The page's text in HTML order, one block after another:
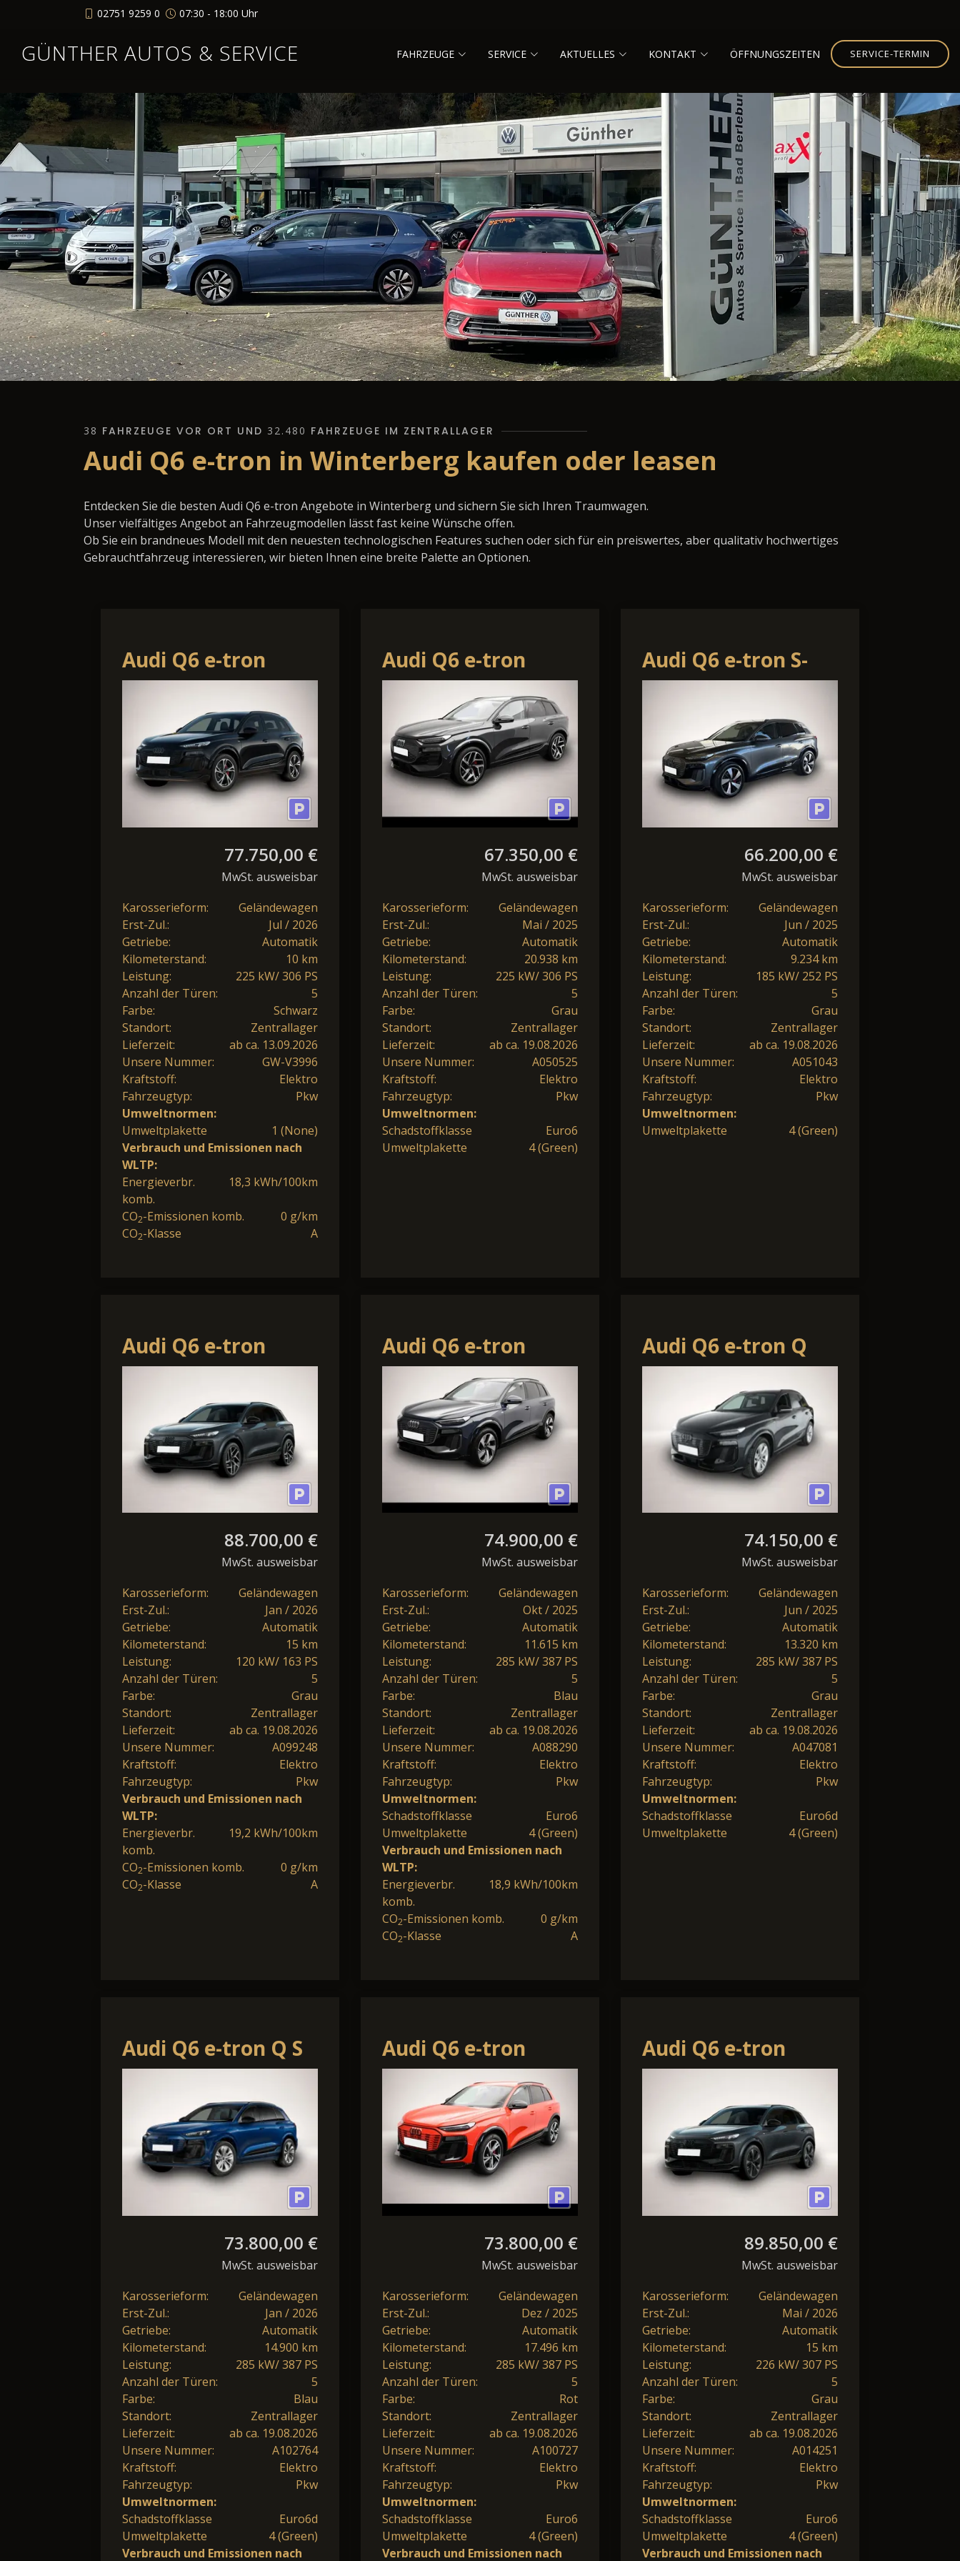
02751 9259 0 07:30 - 18:00 Uhr
GÜNTHER AUTOS & SERVICE FAHRZEUGE SERVICE AKTUELLES KONTAKT ÖFFNUNGSZEITEN SERVICE-TERMIN
38 FAHRZEUGE VOR ORT UND 32.480 FAHRZEUGE IM ZENTRALLAGER
Audi Q6 e-tron in Winterberg kaufen oder leasen
Entdecken Sie die besten Audi Q6 e-tron Angebote in Winterberg und sichern Sie sich Ihren Traumwagen.
Unser vielfältiges Angebot an Fahrzeugmodellen lässt fast keine Wünsche offen.
Ob Sie ein brandneues Modell mit den neuesten technologischen Features suchen oder sich für ein preiswertes, aber qualitativ hochwertiges
Gebrauchtfahrzeug interessieren, wir bieten Ihnen eine breite Palette an Optionen.
Audi Q6 e-tron
perf. 2xS line Tech+
Pano HUD AHK
B&O
77.750,00 €
MwSt. ausweisbar
Karosserieform:
Geländewagen
Erst-Zul.:
Jul / 2026
Getriebe:
Automatik
Kilometerstand:
10 km
Leistung:
225 kW/ 306 PS
Anzahl der Türen:
5
Farbe:
Schwarz
Standort:
Zentrallager
Lieferzeit:
ab ca. 13.09.2026
Unsere Nummer:
GW-V3996
Kraftstoff:
Elektro
Fahrzeugtyp:
Pkw
Umweltnormen:
Umweltplakette
1 (None)
Verbrauch und Emissionen nach
WLTP:
Energieverbr.
komb.
18,3 kWh/100km
CO2-Emissionen komb.
0 g/km
CO2-Klasse A
Audi Q6 e-tron
performance
Matrix/HeadUp/AHK
67.350,00 €
MwSt. ausweisbar
Karosserieform:
Geländewagen
Erst-Zul.:
Mai / 2025
Getriebe:
Automatik
Kilometerstand:
20.938 km
Leistung:
225 kW/ 306 PS
Anzahl der Türen:
5
Farbe:
Grau
Standort:
Zentrallager
Lieferzeit:
ab ca. 19.08.2026
Unsere Nummer:
A050525
Kraftstoff:
Elektro
Fahrzeugtyp:
Pkw
Umweltnormen:
Schadstoffklasse
Euro6
Umweltplakette
4 (Green)
Audi Q6 e-tron S-
Line*B&O*Matrix*AHK
66.200,00 €
MwSt. ausweisbar
Karosserieform:
Geländewagen
Erst-Zul.:
Jun / 2025
Getriebe:
Automatik
Kilometerstand:
9.234 km
Leistung:
185 kW/ 252 PS
Anzahl der Türen:
5
Farbe:
Grau
Standort:
Zentrallager
Lieferzeit:
ab ca. 19.08.2026
Unsere Nummer:
A051043
Kraftstoff:
Elektro
Fahrzeugtyp:
Pkw
Umweltnormen:
Umweltplakette
4 (Green)
Audi Q6 e-tron
quattro
88.700,00 €
MwSt. ausweisbar
Karosserieform:
Geländewagen
Erst-Zul.:
Jan / 2026
Getriebe:
Automatik
Kilometerstand:
15 km
Leistung:
120 kW/ 163 PS
Anzahl der Türen:
5
Farbe:
Grau
Standort:
Zentrallager
Lieferzeit:
ab ca. 19.08.2026
Unsere Nummer:
A099248
Kraftstoff:
Elektro
Fahrzeugtyp:
Pkw
Verbrauch und Emissionen nach
WLTP:
Energieverbr.
komb.
19,2 kWh/100km
CO2-Emissionen komb.
0 g/km
CO2-Klasse A
Audi Q6 e-tron
quattro
Luft/Matrix/B+O
74.900,00 €
MwSt. ausweisbar
Karosserieform:
Geländewagen
Erst-Zul.:
Okt / 2025
Getriebe:
Automatik
Kilometerstand:
11.615 km
Leistung:
285 kW/ 387 PS
Anzahl der Türen:
5
Farbe:
Blau
Standort:
Zentrallager
Lieferzeit:
ab ca. 19.08.2026
Unsere Nummer:
A088290
Kraftstoff:
Elektro
Fahrzeugtyp:
Pkw
Umweltnormen:
Schadstoffklasse
Euro6
Umweltplakette
4 (Green)
Verbrauch und Emissionen nach
WLTP:
Energieverbr.
komb.
18,9 kWh/100km
CO2-Emissionen komb.
0 g/km
CO2-Klasse A
Audi Q6 e-tron Q
LED+/ACC/HuD/360°/Navi/AHK
74.150,00 €
MwSt. ausweisbar
Karosserieform:
Geländewagen
Erst-Zul.:
Jun / 2025
Getriebe:
Automatik
Kilometerstand:
13.320 km
Leistung:
285 kW/ 387 PS
Anzahl der Türen:
5
Farbe:
Grau
Standort:
Zentrallager
Lieferzeit:
ab ca. 19.08.2026
Unsere Nummer:
A047081
Kraftstoff:
Elektro
Fahrzeugtyp:
Pkw
Umweltnormen:
Schadstoffklasse
Euro6d
Umweltplakette
4 (Green)
Audi Q6 e-tron Q S
line
Luft/Pano/AHK/B&O/Matrix/Park
73.800,00 €
MwSt. ausweisbar
Karosserieform:
Geländewagen
Erst-Zul.:
Jan / 2026
Getriebe:
Automatik
Kilometerstand:
14.900 km
Leistung:
285 kW/ 387 PS
Anzahl der Türen:
5
Farbe:
Blau
Standort:
Zentrallager
Lieferzeit:
ab ca. 19.08.2026
Unsere Nummer:
A102764
Kraftstoff:
Elektro
Fahrzeugtyp:
Pkw
Umweltnormen:
Schadstoffklasse
Euro6d
Umweltplakette
4 (Green)
Verbrauch und Emissionen nach
Audi Q6 e-tron
quattro
Matrix/HeadUp/B+O/AHK
73.800,00 €
MwSt. ausweisbar
Karosserieform:
Geländewagen
Erst-Zul.:
Dez / 2025
Getriebe:
Automatik
Kilometerstand:
17.496 km
Leistung:
285 kW/ 387 PS
Anzahl der Türen:
5
Farbe:
Rot
Standort:
Zentrallager
Lieferzeit:
ab ca. 19.08.2026
Unsere Nummer:
A100727
Kraftstoff:
Elektro
Fahrzeugtyp:
Pkw
Umweltnormen:
Schadstoffklasse
Euro6
Umweltplakette
4 (Green)
Verbrauch und Emissionen nach
Audi Q6 e-tron
performance S-line
Exterieur
89.850,00 €
MwSt. ausweisbar
Karosserieform:
Geländewagen
Erst-Zul.:
Mai / 2026
Getriebe:
Automatik
Kilometerstand:
15 km
Leistung:
226 kW/ 307 PS
Anzahl der Türen:
5
Farbe:
Grau
Standort:
Zentrallager
Lieferzeit:
ab ca. 19.08.2026
Unsere Nummer:
A014251
Kraftstoff:
Elektro
Fahrzeugtyp:
Pkw
Umweltnormen:
Schadstoffklasse
Euro6
Umweltplakette
4 (Green)
Verbrauch und Emissionen nach